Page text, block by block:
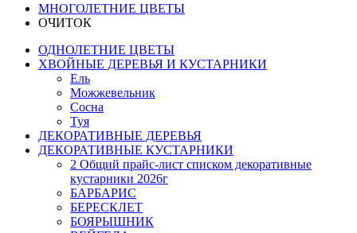
МНОГОЛЕТНИЕ ЦВЕТЫ
ОЧИТОК
ОДНОЛЕТНИЕ ЦВЕТЫ
ХВОЙНЫЕ ДЕРЕВЬЯ И КУСТАРНИКИ
Ель
Можжевельник
Сосна
Туя
ДЕКОРАТИВНЫЕ ДЕРЕВЬЯ
ДЕКОРАТИВНЫЕ КУСТАРНИКИ
2 Общий прайс-лист списком декоративные
кустарники 2026г
БАРБАРИС
БЕРЕСКЛЕТ
БОЯРЫШНИК